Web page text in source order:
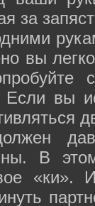
за
вы
вы
В
«ки».